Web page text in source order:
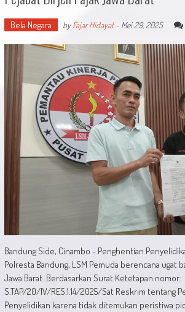
Bela Negara byFajar Hidayat- Mei 29, 2025
Bandung Side, Cinambo - Penghentian
Polresta Bandung, LSM Pemuda berencana ugat
Jawa Barat. Berdasarkan Surat Ketetapan nomor:
S.TAP/20/IV/RES.1.14/2025/Sat Reskrim tentang
Penyelidikan karena tidak ditemukan peristiwa